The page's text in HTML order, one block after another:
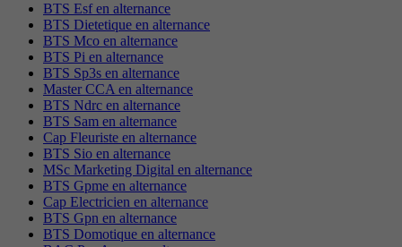
BTS Esf en alternance
BTS Dietetique en alternance
BTS Mco en alternance
BTS Pi en alternance
BTS Sp3s en alternance
Master CCA en alternance
BTS Ndrc en alternance
BTS Sam en alternance
Cap Fleuriste en alternance
BTS Sio en alternance
MSc Marketing Digital en alternance
BTS Gpme en alternance
Cap Electricien en alternance
BTS Gpn en alternance
BTS Domotique en alternance